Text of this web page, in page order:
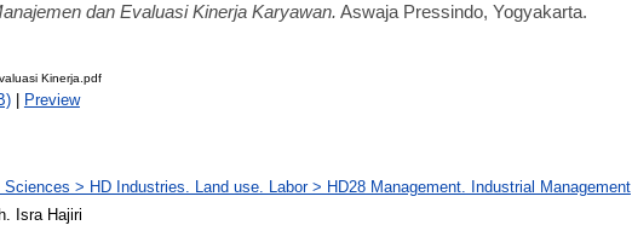
dan Evaluasi Kinerja Karyawan. Aswaja Pressindo, Yogyakarta.
Kinerja.pdf
| Preview
Sciences > HD Industries. Land use. Labor > HD28 Management. Industrial Management
Isra Hajiri